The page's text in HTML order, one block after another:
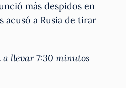
más despidos en
acusó a Rusia de tirar
a llevar 7:30 minutos